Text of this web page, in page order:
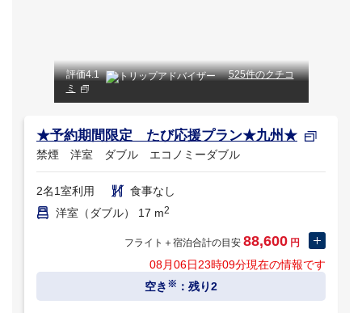
評価4.1
525件のクチコ
ミ
★予約期間限定 たび応援プラン★九州★
禁煙 洋室 ダブル エコノミーダブル
2名1室利用
食事なし
洋室（ダブル） 17 m2
フライト＋宿泊合計の目安 88,600 円
08月06日23時09分現在の情報です
空き ※ ：残り2